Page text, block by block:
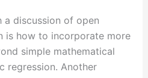
a discussion of open
is how to incorporate more
simple mathematical
regression. Another